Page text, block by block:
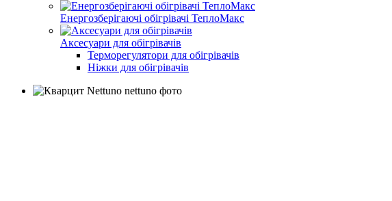
Енергозберігаючі обігрівачі ТеплоМакс
Аксесуари для обігрівачів
Терморегулятори для обігрівачів
Ніжки для обігрівачів